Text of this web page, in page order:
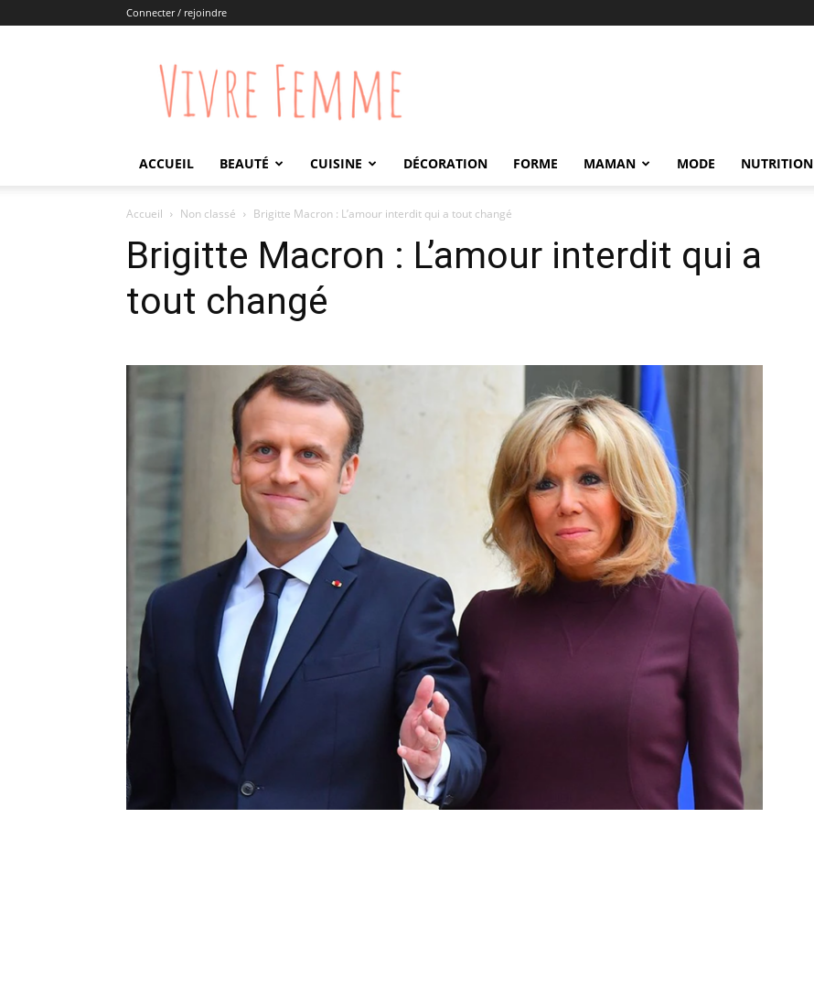
Connecter / rejoindre
Vivre
Femme
ACCUEIL BEAUTÉ CUISINE DÉCORATION FORME MAMAN MODE NUTRITION
Accueil Non classé Brigitte Macron : L’amour interdit qui a tout changé
Brigitte Macron : L’amour interdit qui a
tout changé